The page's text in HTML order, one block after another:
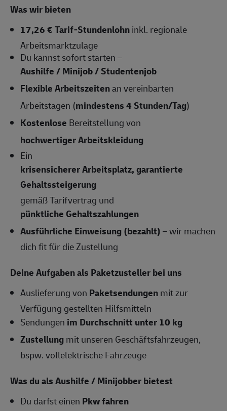
Was wir bieten
17,26 € Tarif-Stundenlohninkl. regionale
Arbeitsmarktzulage
Du kannst sofort starten –
Aushilfe / Minijob / Studentenjob
Flexible Arbeitszeitenan vereinbarten
Arbeitstagen (mindestens 4 Stunden/Tag)
Kostenlose Bereitstellung von
hochwertiger Arbeitskleidung
Ein
krisensicherer Arbeitsplatz, garantierte
Gehaltssteigerung
gemäß Tarifvertrag und
pünktliche Gehaltszahlungen
Ausführliche Einweisung (bezahlt)– wir machen
dich fit für die Zustellung
Deine Aufgaben als Paketzusteller bei uns
Auslieferung von Paketsendungenmit zur
Verfügung gestellten Hilfsmitteln
Sendungen im Durchschnitt unter 10 kg
Zustellungmit unseren Geschäftsfahrzeugen,
bspw. vollelektrische Fahrzeuge
Was du als Aushilfe / Minijobber bietest
Du darfst einen Pkw fahren